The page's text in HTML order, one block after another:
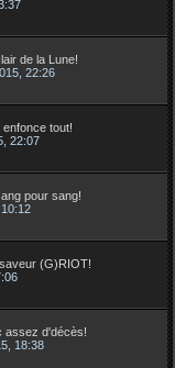
de la Lune!
22:26
tout!
22:07
pour sang!
(G)RIOT!
assez d'décès!
18:38